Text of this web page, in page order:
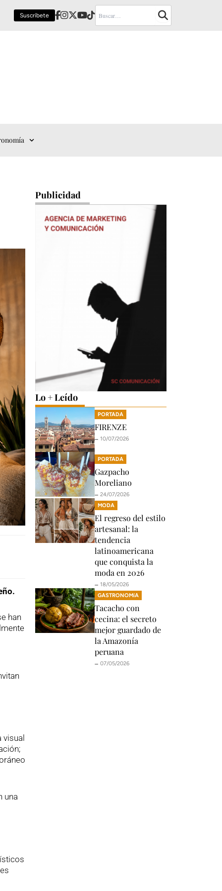
Suscríbete
han
una
Publicidad
Lo + Leído
PORTADA
FIRENZE
🗕️ 10/07/2026
PORTADA
Gazpacho
Moreliano
🗕️ 24/07/2026
MODA
El regreso del estilo
artesanal: la
tendencia
latinoamericana
que conquista la
moda en 2026
🗕️ 18/05/2026
GASTRONOMíA
Tacacho con
cecina: el secreto
mejor guardado de
la Amazonía
peruana
🗕️ 07/05/2026